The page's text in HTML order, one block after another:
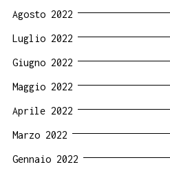
Agosto 2022
Luglio 2022
Giugno 2022
Maggio 2022
Aprile 2022
Marzo 2022
Gennaio 2022